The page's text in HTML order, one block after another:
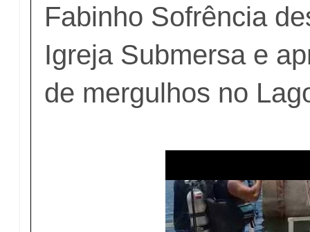
Fabinho Sofrência
Igreja Submersa e
de mergulhos no